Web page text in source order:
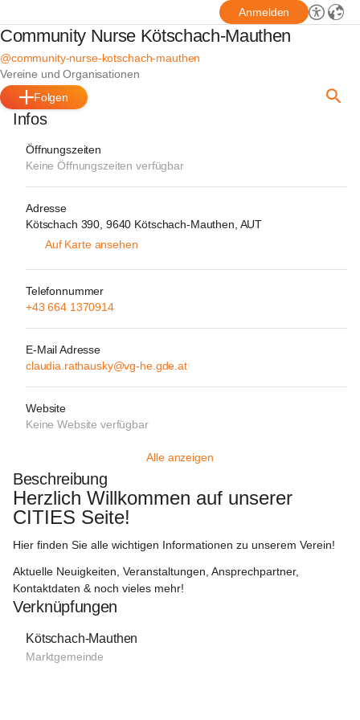
Anmelden
Community Nurse Kötschach-Mauthen
@community-nurse-kotschach-mauthen
Vereine und Organisationen
Folgen
Infos
Öffnungszeiten
Keine Öffnungszeiten verfügbar
Adresse
Kötschach 390, 9640 Kötschach-Mauthen, AUT
Auf Karte ansehen
Telefonnummer
+43 664 1370914
E-Mail Adresse
claudia.rathausky@vg-he.gde.at
Website
Keine Website verfügbar
Alle anzeigen
Beschreibung
Herzlich Willkommen auf unserer
CITIES Seite!
Hier finden Sie alle wichtigen Informationen zu unserem Verein!
Aktuelle Neuigkeiten, Veranstaltungen, Ansprechpartner,
Kontaktdaten & noch vieles mehr!
Verknüpfungen
Kötschach-Mauthen
Marktgemeinde